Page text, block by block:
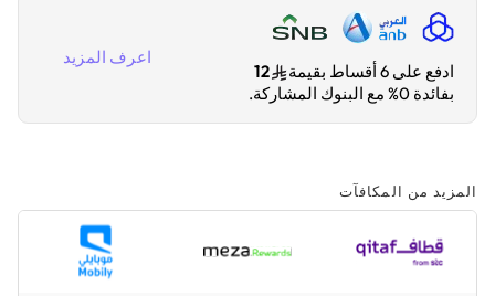
ادفع على 6 أقساط بقيمة
12
بفائدة 0% مع البنوك المشاركة.
اعرف المزيد
المزيد من المكافآت